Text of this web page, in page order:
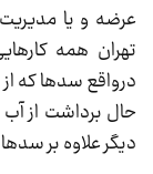
عرضه و یا
تهران همه
درواقع سدها که
حال برداشت از آب
دیگر علاوه بر